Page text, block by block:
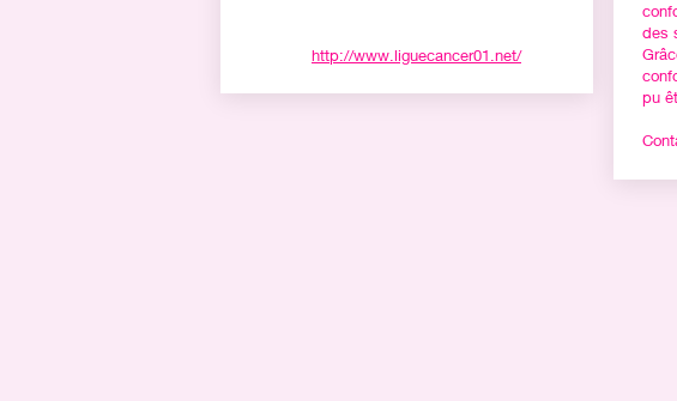
http://www.liguecancer01.net/
des
pu